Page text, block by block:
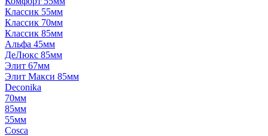
Классик 55мм
Классик 70мм
Классик 85мм
Альфа 45мм
ДеЛюкс 85мм
Элит 67мм
Элит Макси 85мм
Deconika
70мм
85мм
55мм
Cosca